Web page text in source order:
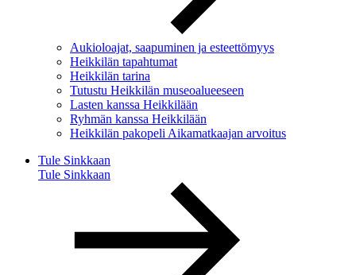
Aukioloajat, saapuminen ja esteettömyys
Heikkilän tapahtumat
Heikkilän tarina
Tutustu Heikkilän museoalueeseen
Lasten kanssa Heikkilään
Ryhmän kanssa Heikkilään
Heikkilän pakopeli Aikamatkaajan arvoitus
Tule Sinkkaan
Tule Sinkkaan